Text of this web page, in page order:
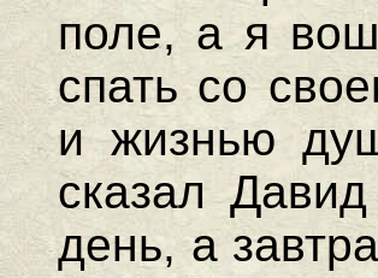
поле, а я
спать со
и жизнью
сказал
день, а